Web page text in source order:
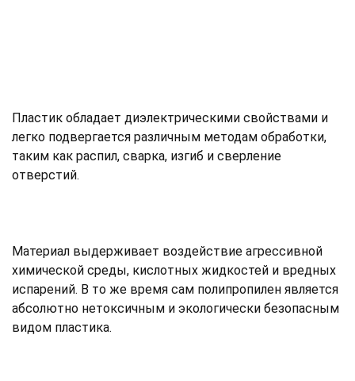
Пластик обладает диэлектрическими свойствами и
легко подвергается различным методам обработки,
таким как распил, сварка, изгиб и сверление
отверстий.
Материал выдерживает воздействие агрессивной
химической среды, кислотных жидкостей и вредных
испарений. В то же время сам полипропилен является
абсолютно нетоксичным и экологически безопасным
видом пластика.